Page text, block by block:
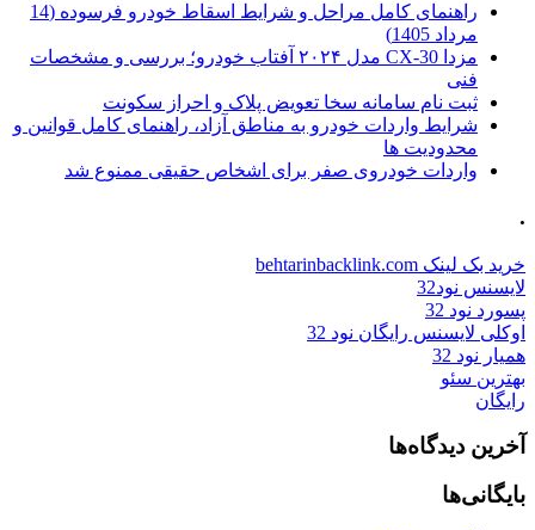
راهنمای کامل مراحل و شرایط اسقاط خودرو فرسوده (14
مرداد 1405)
مزدا CX-30 مدل ۲۰۲۴ آفتاب خودرو؛ بررسی و مشخصات
فنی
ثبت نام سامانه سخا تعویض پلاک و احراز سکونت
شرایط واردات خودرو به مناطق آزاد، راهنمای کامل قوانین و
محدودیت ها
واردات خودروی صفر برای اشخاص حقیقی ممنوع شد
.
خرید بک لینک behtarinbacklink.com
لایسنس نود32
پسورد نود 32
اوکلی لایسنس رایگان نود 32
همیار نود 32
بهترین سئو
رایگان
آخرین دیدگاه‌ها
بایگانی‌ها